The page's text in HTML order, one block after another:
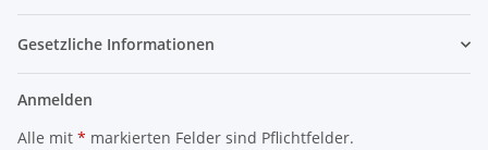
Gesetzliche Informationen
Anmelden
Alle mit * markierten Felder sind Pflichtfelder.